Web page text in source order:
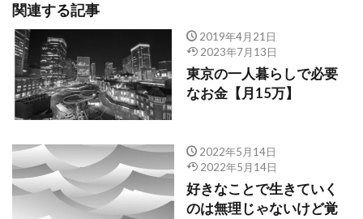
関連する記事
2019年4月21日
2023年7月13日
東京の一人暮らしで必要
なお金【月15万】
2022年5月14日
2022年5月14日
好きなことで生きていく
のは無理じゃないけど覚